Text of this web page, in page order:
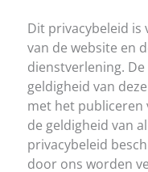
Dit privacybeleid is
van de website en
dienstverlening.
geldigheid van
met het publiceren
de geldigheid van
privacybeleid
door ons worden